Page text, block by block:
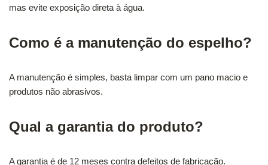
mas evite exposição direta à água.
Como é a manutenção do espelho?
A manutenção é simples, basta limpar com um pano macio e
produtos não abrasivos.
Qual a garantia do produto?
A garantia é de 12 meses contra defeitos de fabricação.